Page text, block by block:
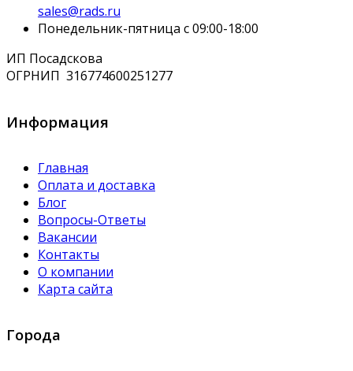
sales@rads.ru
Понедельник-пятница с 09:00-18:00
ИП Посадскова
ОГРНИП 316774600251277
Информация
Главная
Оплата и доставка
Блог
Вопросы-Ответы
Вакансии
Контакты
О компании
Карта сайта
Города